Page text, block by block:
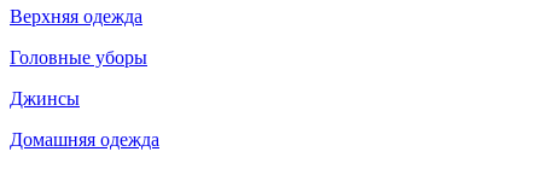
Верхняя одежда
Головные уборы
Джинсы
Домашняя одежда